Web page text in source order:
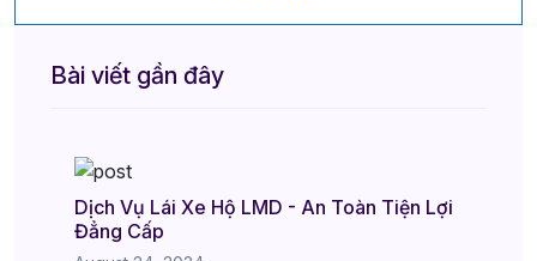
Bài viết gần đây
Dịch Vụ Lái Xe Hộ LMD - An Toàn Tiện Lợi
Đẳng Cấp